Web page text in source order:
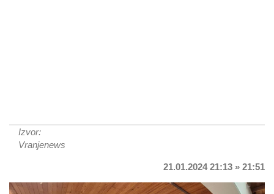
Izvor:
Vranjenews
21.01.2024 21:13 » 21:51